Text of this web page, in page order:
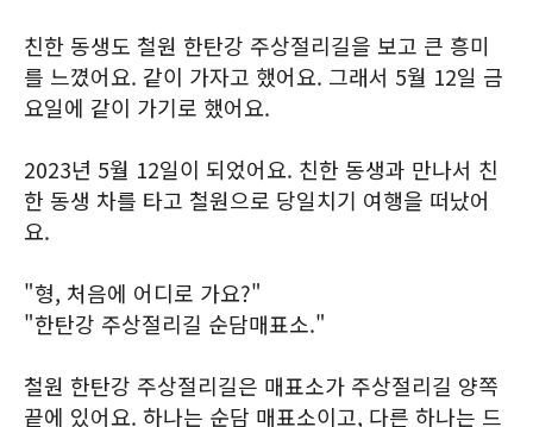
친한 동생도 철원 한탄강 주상절리길을 보고 큰 흥미
를 느꼈어요. 같이 가자고 했어요. 그래서 5월 12일 금
요일에 같이 가기로 했어요.
2023년 5월 12일이 되었어요. 친한 동생과 만나서 친
한 동생 차를 타고 철원으로 당일치기 여행을 떠났어
요.
"형, 처음에 어디로 가요?"
"한탄강 주상절리길 순담매표소."
철원 한탄강 주상절리길은 매표소가 주상절리길 양쪽
끝에 있어요. 하나는 순담 매표소이고, 다른 하나는 드